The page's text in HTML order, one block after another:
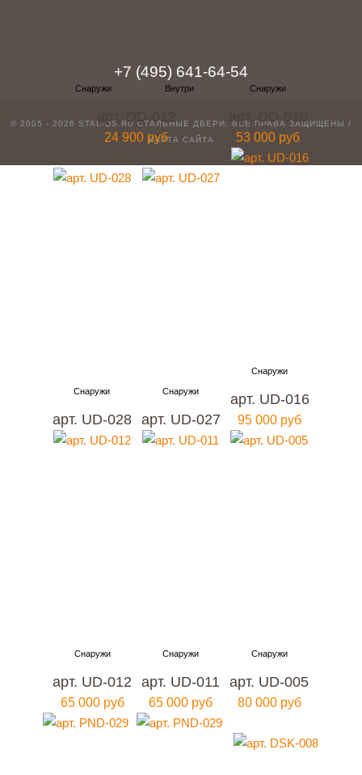
арт. DD-012
24 900 руб
арт. DD-010
53 000 руб
арт. UD-028 арт. UD-027
арт. UD-016
95 000 руб
арт. UD-012
65 000 руб
арт. UD-011
65 000 руб
арт. UD-005
80 000 руб
+7 (495) 641-64-54
© 2005 - 2026 STAL-DS.RU СТАЛЬНЫЕ ДВЕРИ . ВСЕ ПРАВА ЗАЩИЩЕНЫ /
КАРТА САЙТА